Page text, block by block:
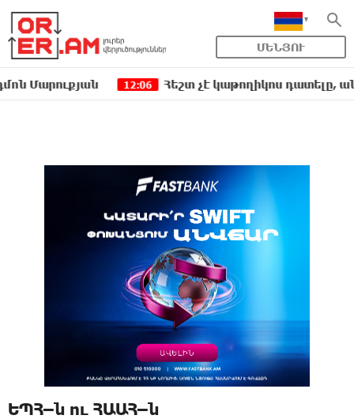
ՄԵՆՅՈՒ
12:06 Հեշտ չէ կաթողիկոս դատելը, անգամ
ԵՊՀ–ն ու ՀԱԱՀ–ն